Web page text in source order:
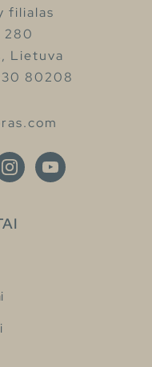
filialas
280
Lietuva
80208